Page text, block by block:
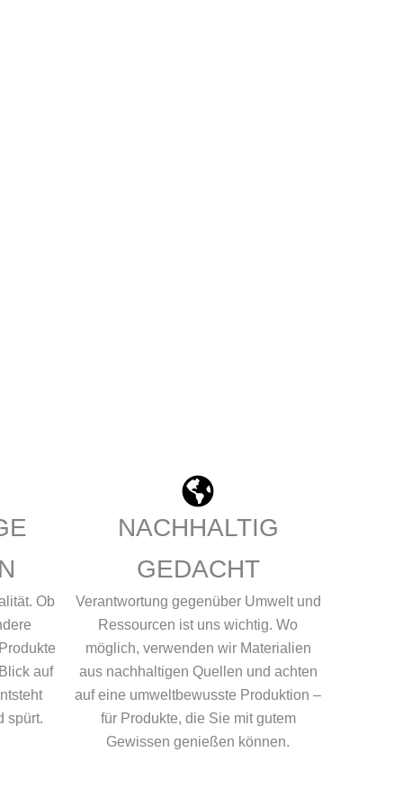
Ob
auf
spürt.
NACHHALTIG
GEDACHT
Verantwortung gegenüber Umwelt und
Ressourcen ist uns wichtig. Wo
möglich, verwenden wir Materialien
aus nachhaltigen Quellen und achten
auf eine umweltbewusste Produktion –
für Produkte, die Sie mit gutem
Gewissen genießen können.